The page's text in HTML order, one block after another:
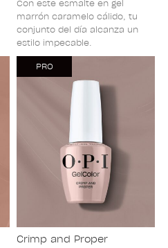
Con este esmalte en gel
marrón caramelo cálido, tu
conjunto del día alcanza un
estilo impecable.
PRO
Crimp and Proper